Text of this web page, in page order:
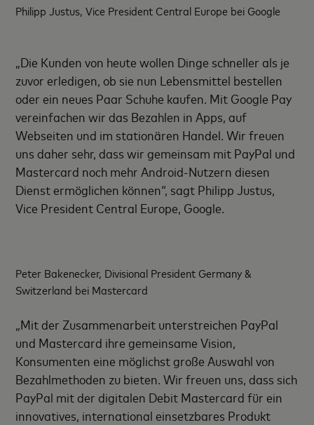
Philipp Justus, Vice President Central Europe bei Google
„Die Kunden von heute wollen Dinge schneller als je
zuvor erledigen, ob sie nun Lebensmittel bestellen
oder ein neues Paar Schuhe kaufen. Mit Google Pay
vereinfachen wir das Bezahlen in Apps, auf
Webseiten und im stationären Handel. Wir freuen
uns daher sehr, dass wir gemeinsam mit PayPal und
Mastercard noch mehr Android-Nutzern diesen
Dienst ermöglichen können“, sagt Philipp Justus,
Vice President Central Europe, Google.
Peter Bakenecker, Divisional President Germany &
Switzerland bei Mastercard
„Mit der Zusammenarbeit unterstreichen PayPal
und Mastercard ihre gemeinsame Vision,
Konsumenten eine möglichst große Auswahl von
Bezahlmethoden zu bieten. Wir freuen uns, dass sich
PayPal mit der digitalen Debit Mastercard für ein
innovatives, international einsetzbares Produkt